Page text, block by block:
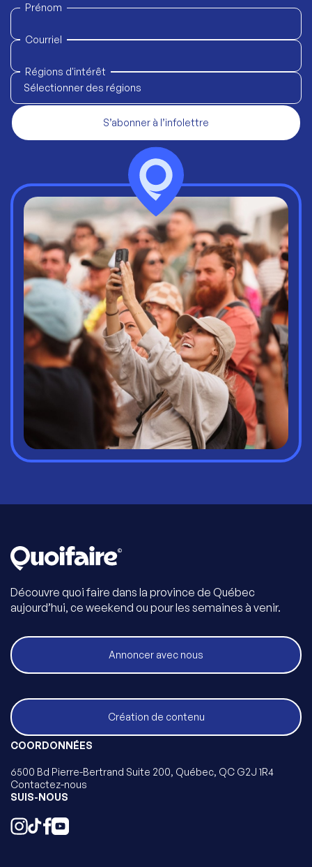
Prénom
Courriel
Régions d'intérêt
Sélectionner des régions
S’abonner à l’infolettre
Découvre quoi faire dans la province de Québec
aujourd’hui, ce weekend ou pour les semaines à venir.
Annoncer avec nous
Création de contenu
COORDONNÉES
6500 Bd Pierre-Bertrand Suite 200, Québec, QC G2J 1R4
Contactez-nous
SUIS-NOUS